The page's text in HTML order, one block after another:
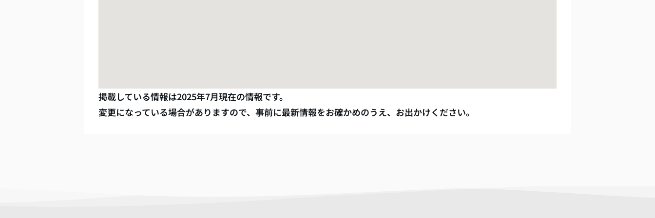
掲載している情報は2025年7月現在の情報です。
変更になっている場合がありますので、事前に最新情報をお確かめのうえ、お出かけください。